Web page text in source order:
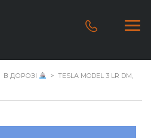
В ДОРОЗІ > TESLA MODEL 3 LR DM,